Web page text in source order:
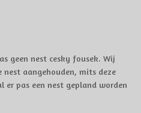
geen nest cesky fousek. Wij
aangehouden, mits deze
pas een nest gepland worden